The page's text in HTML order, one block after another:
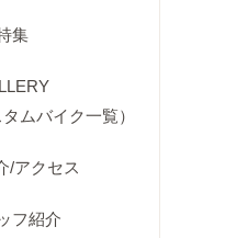
集
ムバイク一覧）
/アクセス
フ紹介